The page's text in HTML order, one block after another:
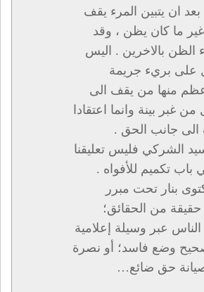
ان يتبين المرء يقف
ما كان يظن ، وقد
الظن بالاخرين . اليس
على بريء جريمة
منها من يقف الى
غبر بينة وانما اعتقادا
الى جانب الحق .
الشركي فليس تعليقنا
باب تكميم للأفواه .
بنار تحت مبرر
من الحقائق؛
الناس عبر وسيلة إعلامية
وضع فاسد؛ أو نصرة
حق ضائع…